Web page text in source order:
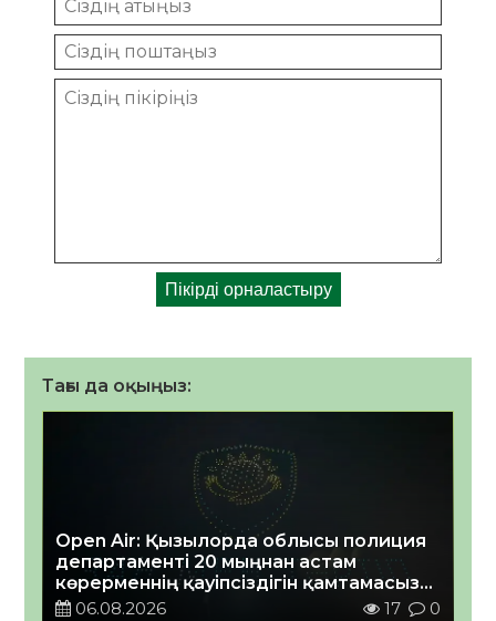
Тағы да оқыңыз:
Open Air: Қызылорда облысы полиция
департаменті 20 мыңнан астам
көрерменнің қауіпсіздігін қамтамасыз
етті06.08.2026 17 0